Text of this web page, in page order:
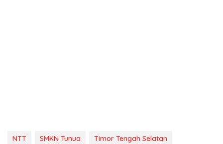
NTT SMKN Tunua Timor Tengah Selatan